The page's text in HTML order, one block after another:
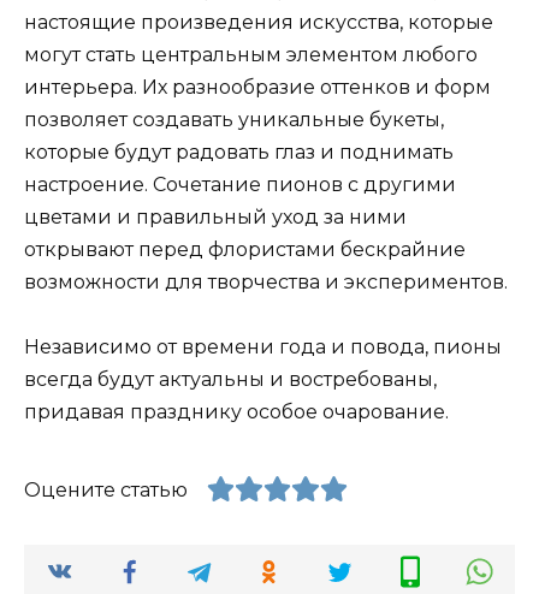
настоящие произведения искусства, которые
могут стать центральным элементом любого
интерьера. Их разнообразие оттенков и форм
позволяет создавать уникальные букеты,
которые будут радовать глаз и поднимать
настроение. Сочетание пионов с другими
цветами и правильный уход за ними
открывают перед флористами бескрайние
возможности для творчества и экспериментов.
Независимо от времени года и повода, пионы
всегда будут актуальны и востребованы,
придавая празднику особое очарование.
Оцените статью